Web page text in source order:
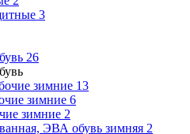
3
26
зимние 13
зимние 6
зимние 2
ЭВА обувь зимняя 2